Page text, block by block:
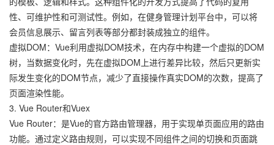
性、可维护性和可测试性。例如，在健身管理计划平台中，可以将
会员信息展示、留言列表等部分都封装成独立的组件。
虚拟DOM：Vue利用虚拟DOM技术，在内存中构建一个虚拟的DOM
树，当数据变化时，先在虚拟DOM上进行差异比较，然后只更新实
际发生变化的DOM节点，减少了直接操作真实DOM的次数，提高了
页面渲染性能。
3. Vue Router和Vuex
Vue Router：是Vue的官方路由管理器，用于实现单页面应用的路由
功能。通过定义路由规则，可以实现不同组件之间的切换和页面跳